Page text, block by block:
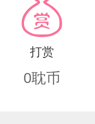
打赏
0耽币